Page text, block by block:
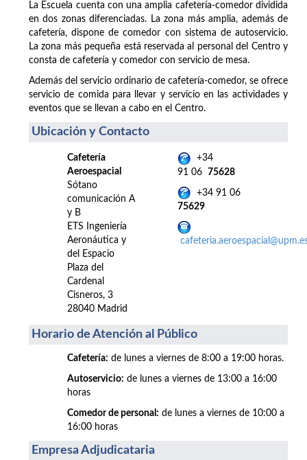
La Escuela cuenta con una amplia cafetería-comedor dividida
en dos zonas diferenciadas. La zona más amplia, además de
cafetería, dispone de comedor con sistema de autoservicio.
La zona más pequeña está reservada al personal del Centro y
consta de cafetería y comedor con servicio de mesa.
Además del servicio ordinario de cafetería-comedor, se ofrece
servicio de comida para llevar y servicio en las actividades y
eventos que se llevan a cabo en el Centro.
Ubicación y Contacto
Cafetería
Aeroespacial
Sótano
comunicación A
y B
ETS Ingeniería
Aeronáutica y
del Espacio
Plaza del
Cardenal
Cisneros, 3
28040 Madrid
+34
91 06 75628
+34 91 06
75629
Horario de Atención al Público
Cafetería: de lunes a viernes de 8:00 a 19:00 horas.
Autoservicio: de lunes a viernes de 13:00 a 16:00
horas
Comedor de personal: de lunes a viernes de 10:00 a
16:00 horas
Empresa Adjudicataria